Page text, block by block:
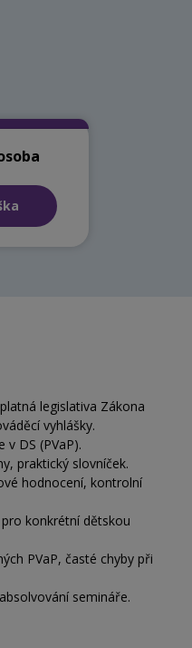
legislativa Zákona
vyhlášky.
v DS (PVaP).
praktický slovníček.
hodnocení, kontrolní
konkrétní dětskou
PVaP, časté chyby při
semináře.